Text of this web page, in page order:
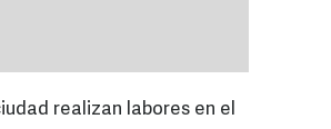
realizan labores en el